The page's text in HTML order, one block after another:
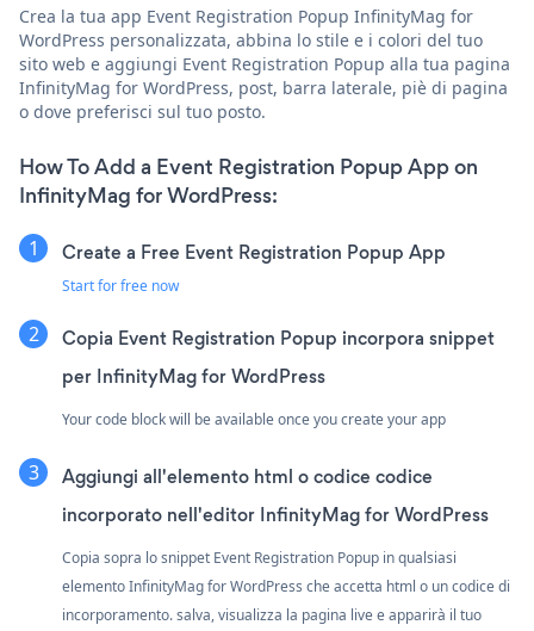
Crea la tua app Event Registration Popup InfinityMag for
WordPress personalizzata, abbina lo stile e i colori del tuo
sito web e aggiungi Event Registration Popup alla tua pagina
InfinityMag for WordPress, post, barra laterale, piè di pagina
o dove preferisci sul tuo posto.
How To Add a Event Registration Popup App on
InfinityMag for WordPress:
Create a Free Event Registration Popup App
Start for free now
Copia Event Registration Popup incorpora snippet
per InfinityMag for WordPress
Your code block will be available once you create your app
Aggiungi all'elemento html o codice codice
incorporato nell'editor InfinityMag for WordPress
Copia sopra lo snippet Event Registration Popup in qualsiasi
elemento InfinityMag for WordPress che accetta html o un codice di
incorporamento. salva, visualizza la pagina live e apparirà il tuo